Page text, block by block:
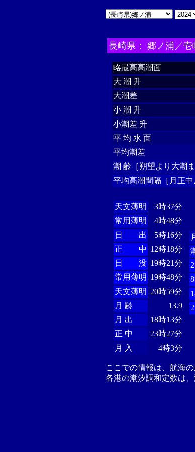
長崎県： 郷ノ浦／壱
略最高高潮面
大 潮 升
大潮差
小 潮 升
小潮差 升
平 均 水 面
平均潮差
潮 齢［朔望より大潮ま
平均高潮間隔［月正中
天文薄明
3時37分
常用薄明
4時48分
日 出
5時16分
正 中 12時18分
日 没 19時21分
常用薄明 19時48分
天文薄明 20時59分
月 齢
13.9
月 出
18時13分
正 中
23時27分
月 入
4時3分
ここでの情報は、航海
各港の潮汐調和定数は